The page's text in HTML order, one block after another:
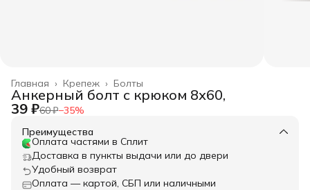
Болты
Крепеж ›
Главная ›
Анкерный болт с крюком 8х60,
39 ₽60 ₽−35%
Преимущества
Оплата частями в Сплит
Доставка в пункты выдачи или до двери
Удобный возврат
Оплата — картой, СБП или наличными